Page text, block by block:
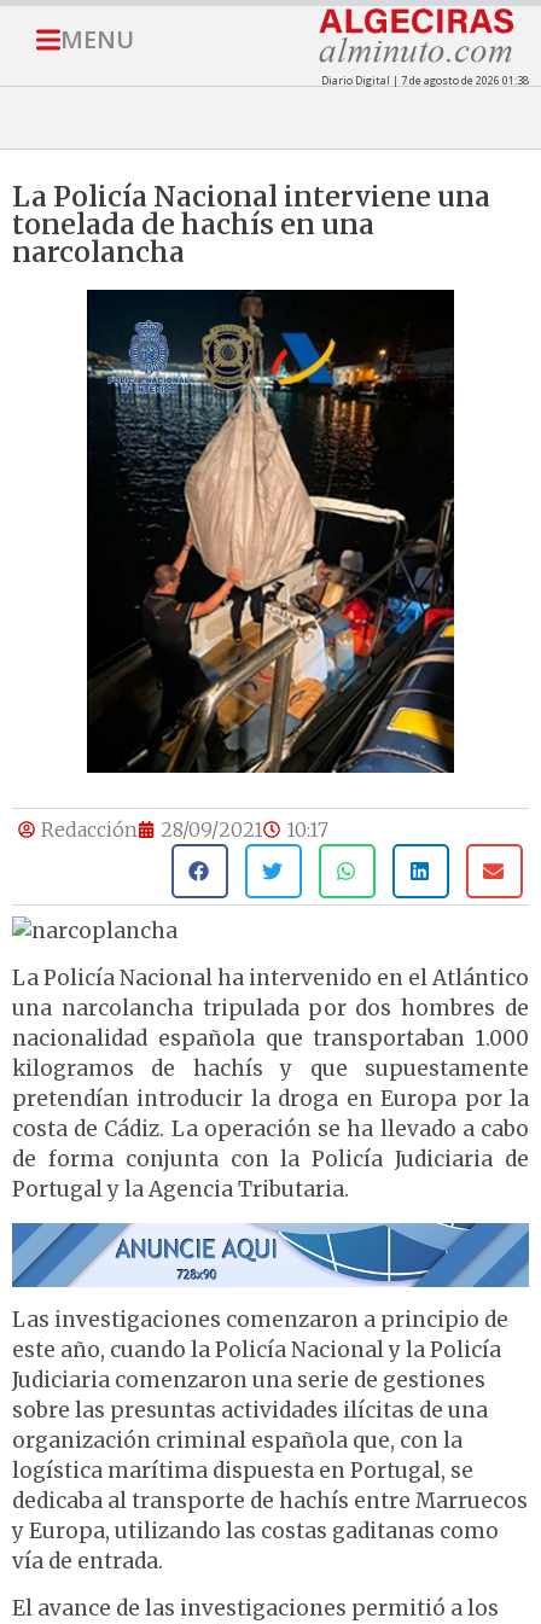
MENU
Diario Digital | 7 de agosto de 2026 01:38
La Policía Nacional interviene una
tonelada de hachís en una
narcolancha
Redacción 28/09/2021 10:17
La Policía Nacional ha intervenido en el Atlántico
una narcolancha tripulada por dos hombres de
nacionalidad española que transportaban 1.000
kilogramos de hachís y que supuestamente
pretendían introducir la droga en Europa por la
costa de Cádiz. La operación se ha llevado a cabo
de forma conjunta con la Policía Judiciaria de
Portugal y la Agencia Tributaria.
Las investigaciones comenzaron a principio de
este año, cuando la Policía Nacional y la Policía
Judiciaria comenzaron una serie de gestiones
sobre las presuntas actividades ilícitas de una
organización criminal española que, con la
logística marítima dispuesta en Portugal, se
dedicaba al transporte de hachís entre Marruecos
y Europa, utilizando las costas gaditanas como
vía de entrada.
El avance de las investigaciones permitió a los